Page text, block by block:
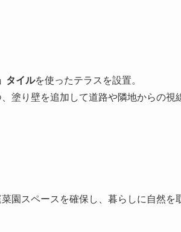
タイルを使ったテラスを設置。
塗り壁を追加して道路や隣地からの視
園スペースを確保し、暮らしに自然を